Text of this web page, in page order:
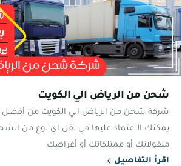
شحن من الرياض الي الكويت
شركة شحن من الرياض الي الكويت من أفضل
يمكنك الاعتماد عليها في نقل اي نوع من
منقولاتك أو ممتلكاتك أو أغراضك
اقرأ التفاصيل